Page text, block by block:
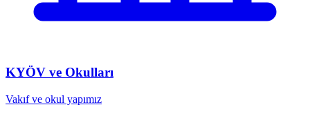
KYÖV ve Okulları
Vakıf ve okul yapımız